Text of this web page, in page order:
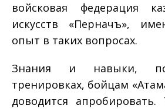
войсковая федерация
искусств «Перначъ»,
опыт в таких вопросах.
Знания и навыки,
тренировках, бойцам
доводится